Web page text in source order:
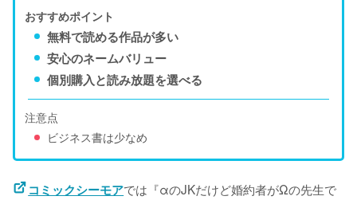
おすすめポイント
無料で読める作品が多い
安心のネームバリュー
個別購入と読み放題を選べる
注意点
ビジネス書は少なめ
コミックシーモアでは『αのJKだけど婚約者がΩの先生で